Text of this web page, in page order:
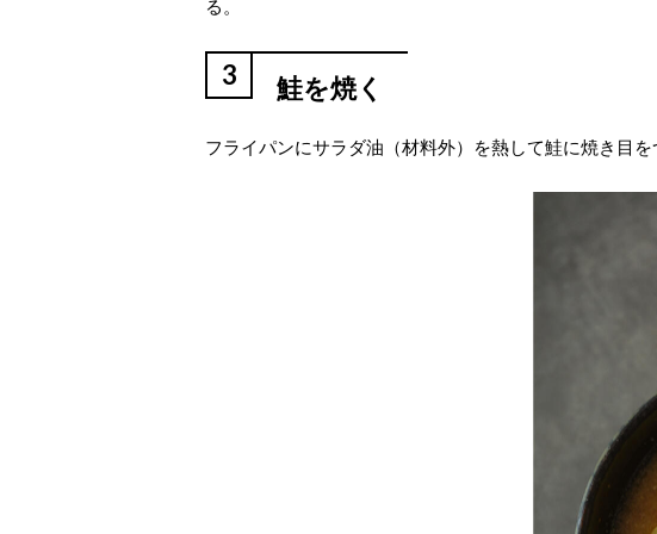
る。
3 鮭を焼く
フライパンにサラダ油（材料外）を熱して鮭に焼き目